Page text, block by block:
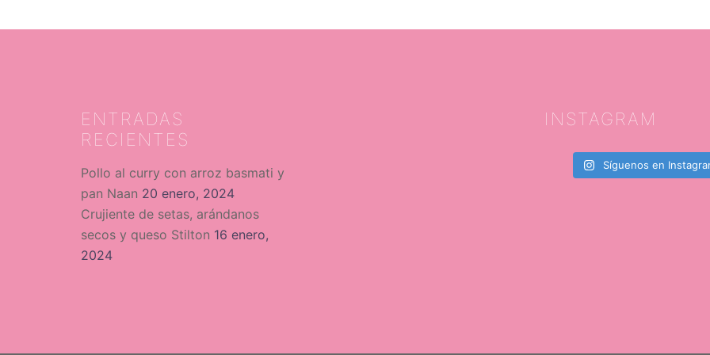
ENTRADAS
RECIENTES
Pollo al curry con arroz basmati y
pan Naan 20 enero, 2024
Crujiente de setas, arándanos
secos y queso Stilton 16 enero,
2024
INSTAGRAM
Síguenos en